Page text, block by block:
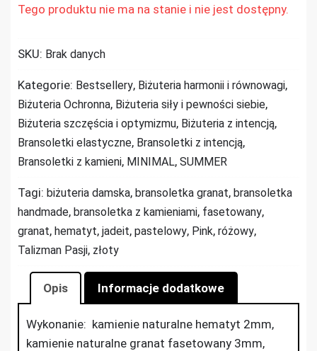
Tego produktu nie ma na stanie i nie jest dostępny.
SKU: Brak danych
Kategorie: Bestsellery, Biżuteria harmonii i równowagi,
Biżuteria Ochronna, Biżuteria siły i pewności siebie,
Biżuteria szczęścia i optymizmu, Biżuteria z intencją,
Bransoletki elastyczne, Bransoletki z intencją,
Bransoletki z kamieni, MINIMAL, SUMMER
Tagi: biżuteria damska, bransoletka granat, bransoletka
handmade, bransoletka z kamieniami, fasetowany,
granat, hematyt, jadeit, pastelowy, Pink, różowy,
Talizman Pasji, złoty
Opis Informacje dodatkowe
Wykonanie: kamienie naturalne hematyt 2mm,
kamienie naturalne granat fasetowany 3mm,